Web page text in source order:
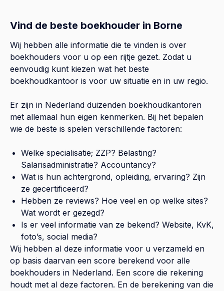
Vind de beste boekhouder in Borne
Wij hebben alle informatie die te vinden is over
boekhouders voor u op een rijtje gezet. Zodat u
eenvoudig kunt kiezen wat het beste
boekhoudkantoor is voor uw situatie en in uw regio.
Er zijn in Nederland duizenden boekhoudkantoren
met allemaal hun eigen kenmerken. Bij het bepalen
wie de beste is spelen verschillende factoren:
Welke specialisatie; ZZP? Belasting?
Salarisadministratie? Accountancy?
Wat is hun achtergrond, opleiding, ervaring? Zijn
ze gecertificeerd?
Hebben ze reviews? Hoe veel en op welke sites?
Wat wordt er gezegd?
Is er veel informatie van ze bekend? Website, KvK,
foto’s, social media?
Wij hebben al deze informatie voor u verzameld en
op basis daarvan een score berekend voor alle
boekhouders in Nederland. Een score die rekening
houdt met al deze factoren. En de berekening van die